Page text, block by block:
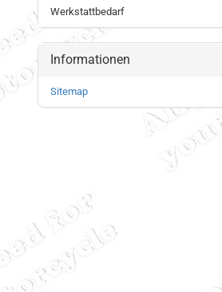
Werkstattbedarf
Informationen
Sitemap